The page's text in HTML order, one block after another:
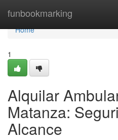
funbookmarking
Home
Home
1
Alquilar
Matanza:
Alcance